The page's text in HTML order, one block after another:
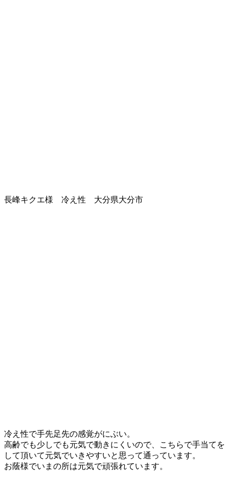
長峰キクエ様 冷え性 大分県大分市
冷え性で手先足先の感覚がにぶい。
高齢でも少しでも元気で動きにくいので、こちらで手当てを
して頂いて元気でいきやすいと思って通っています。
お蔭様でいまの所は元気で頑張れています。